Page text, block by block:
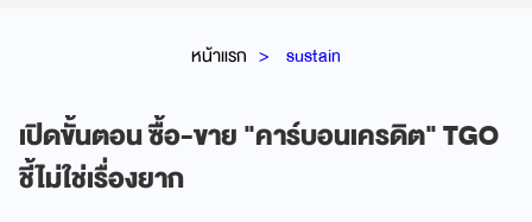
หน้าแรก sustain
เปิดขั้นตอน ซื้อ-ขาย "คาร์บอนเครดิต" TGO
ชี้ไม่ใช่เรื่องยาก